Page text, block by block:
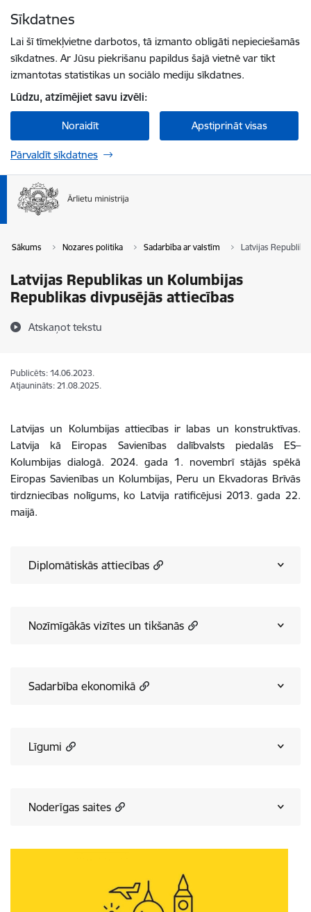
Sīkdatnes
Lai šī tīmekļvietne darbotos, tā izmanto obligāti nepieciešamās
sīkdatnes. Ar Jūsu piekrišanu papildus šajā vietnē var tikt
izmantotas statistikas un sociālo mediju sīkdatnes.
Lūdzu, atzīmējiet savu izvēli:
Noraidīt Apstiprināt visas
Pārvaldīt sīkdatnes
Sākums Nozares politika Sadarbība ar valstīm Latvijas
Latvijas Republikas un Kolumbijas
Republikas divpusējās attiecības
Atskaņot tekstu
Publicēts: 14.06.2023.
Atjaunināts: 21.08.2025.
Latvijas un Kolumbijas attiecības ir labas un konstruktīvas.
Latvija kā Eiropas Savienības dalībvalsts piedalās ES–
Kolumbijas dialogā. 2024. gada 1. novembrī stājās spēkā
Eiropas Savienības un Kolumbijas, Peru un Ekvadoras Brīvās
tirdzniecības nolīgums, ko Latvija ratificējusi 2013. gada 22.
maijā.
Diplomātiskās attiecības
Nozīmīgākās vizītes un tikšanās
Sadarbība ekonomikā
Līgumi
Noderīgas saites